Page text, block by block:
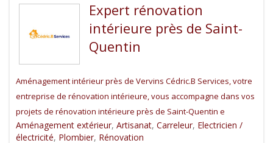
Expert rénovation
intérieure près de Saint-
Quentin
Aménagement intérieur près de Vervins Cédric.B Services, votre
entreprise de rénovation intérieure, vous accompagne dans vos
projets de rénovation intérieure près de Saint-Quentin e
Aménagement extérieur, Artisanat, Carreleur, Electricien /
électricité, Plombier, Rénovation